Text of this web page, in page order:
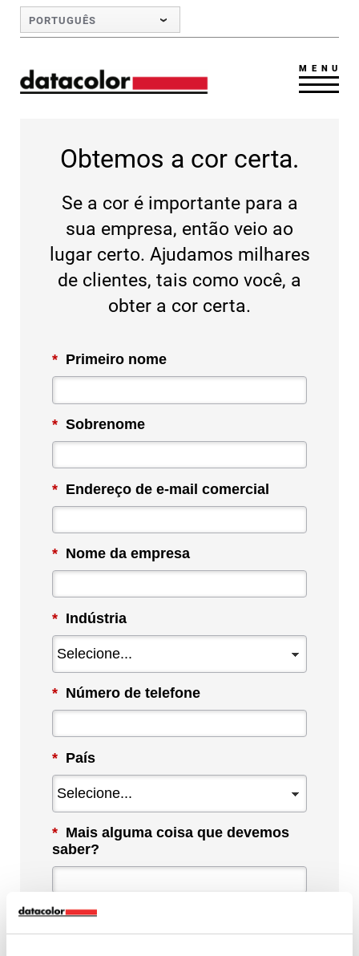
Skip to Main Content
PORTUGUÊS
MENU
Obtemos a cor certa.
Se a cor é importante para a
sua empresa, então veio ao
lugar certo. Ajudamos milhares
de clientes, tais como você, a
obter a cor certa.
* Primeiro nome
* Sobrenome
* Endereço de e-mail comercial
* Nome da empresa
* Indústria
* Número de telefone
* País
* Mais alguma coisa que devemos
saber?